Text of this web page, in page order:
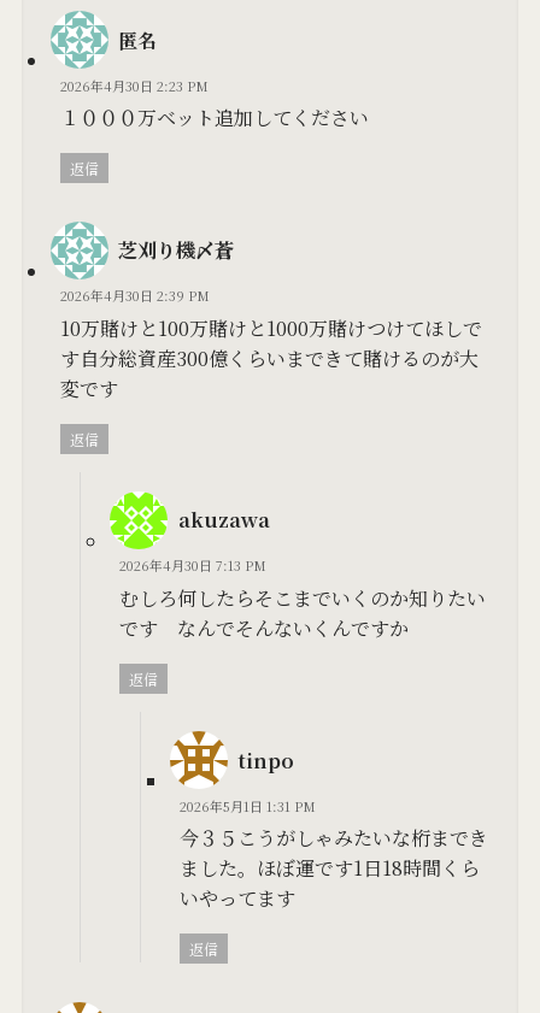
匿名
2026年4月30日 2:23 PM
１０００万ベット追加してください
返信
芝刈り機〆蒼
2026年4月30日 2:39 PM
10万賭けと100万賭けと1000万賭けつけてほしで
す自分総資産300億くらいまできて賭けるのが大
変です
返信
akuzawa
2026年4月30日 7:13 PM
むしろ何したらそこまでいくのか知りたい
です なんでそんないくんですか
返信
tinpo
2026年5月1日 1:31 PM
今３５こうがしゃみたいな桁までき
ました。ほぼ運です1日18時間くら
いやってます
返信